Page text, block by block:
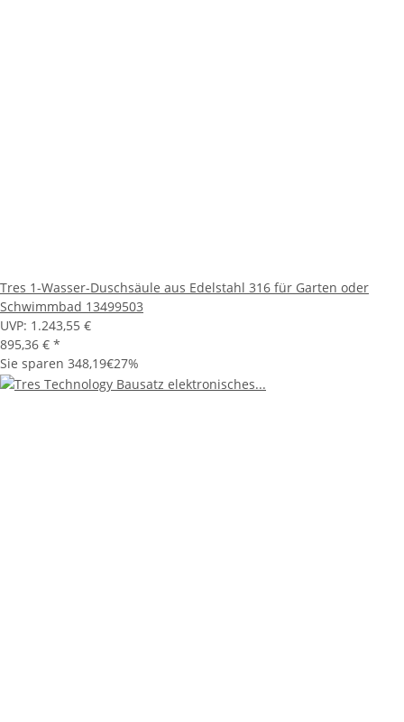
Tres 1-Wasser-Duschsäule aus Edelstahl 316 für Garten oder
Schwimmbad 13499503
UVP: 1.243,55 €
895,36 € *
Sie sparen 348,19€27%